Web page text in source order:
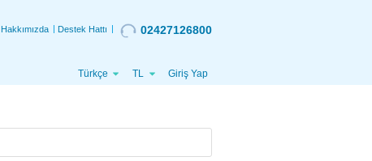
Hakkımızda Destek Hattı 02427126800
Türkçe TL Giriş Yap